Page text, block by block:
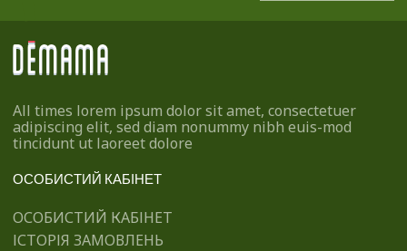
All times lorem ipsum dolor sit amet, consectetuer
adipiscing elit, sed diam nonummy nibh euis-mod
tincidunt ut laoreet dolore
ОСОБИСТИЙ КАБІНЕТ
ОСОБИСТИЙ КАБІНЕТ
ІСТОРІЯ ЗАМОВЛЕНЬ